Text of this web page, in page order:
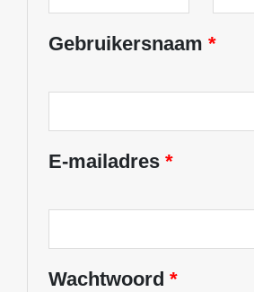
Gebruikersnaam *
E-mailadres *
Wachtwoord *